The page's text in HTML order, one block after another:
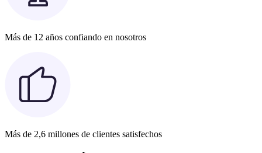
Más de 12 años confiando en nosotros
Más de 2,6 millones de clientes satisfechos